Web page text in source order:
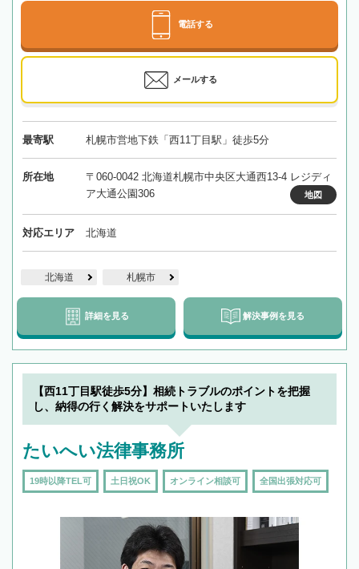
電話する
メールする
最寄駅 札幌市営地下鉄「西11丁目駅」徒歩5分
所在地
〒060-0042 北海道札幌市中央区大通西13-4 レジディ
ア大通公園306
地図
対応エリア 北海道
北海道 札幌市
詳細を見る 解決事例を見る
【西11丁目駅徒歩5分】相続トラブルのポイントを把握
し、納得の行く解決をサポートいたします
たいへい法律事務所
19時以降TEL可 土日祝OK オンライン相談可 全国出張対応可